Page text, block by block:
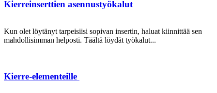
Kierreinserttien asennustyökalut
Kun olet löytänyt tarpeisiisi sopivan insertin, haluat kiinnittää sen
mahdollisimman helposti. Täältä löydät työkalut...
Kierre-elementeille